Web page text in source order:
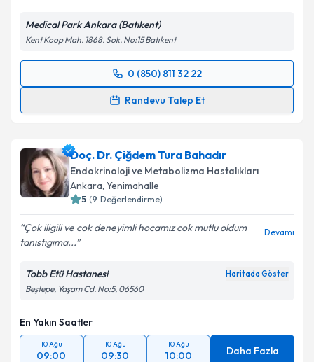
Medical Park Ankara (Batıkent)
Kent Koop Mah. 1868. Sok. No:15 Batıkent
0 (850) 811 32 22
Randevu Talep Et
Randevu Takvimi Talebi
takvim hazırlandığında e-posta ile bilgilendireceğiz.
E-posta Adresiniz
kapsamda işlenmesini kabul ediyorum.
Doç. Dr. Çiğdem Tura Bahadır
Endokrinoloji ve Metabolizma Hastalıkları
Ankara, Yenimahalle
5 (9 Değerlendirme)
Çok iligili ve cok deneyimli hocamız cok mutlu oldum
tanıstıgıma...
Devamı
Tobb Etü Hastanesi Haritada Göster
Beştepe, Yaşam Cd. No:5, 06560
En Yakın Saatler
10 Ağu
09:00
10 Ağu
09:30
10 Ağu
10:00 Daha Fazla